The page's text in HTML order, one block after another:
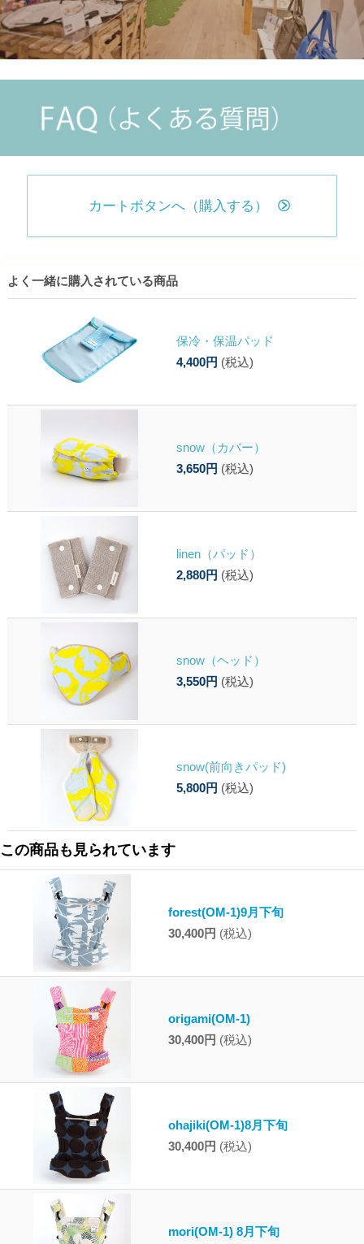
カートボタンへ（購入する）
よく一緒に購入されている商品
保冷・保温パッド
4,400円 (税込)
snow（カバー）
3,650円 (税込)
linen（パッド）
2,880円 (税込)
snow（ヘッド）
3,550円 (税込)
snow(前向きパッド)
5,800円 (税込)
この商品も見られています
forest(OM-1)9月下旬
30,400円 (税込)
origami(OM-1)
30,400円 (税込)
ohajiki(OM-1)8月下旬
30,400円 (税込)
mori(OM-1) 8月下旬